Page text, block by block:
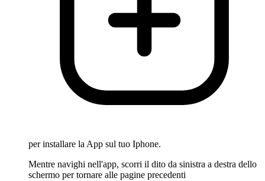
per installare la App sul tuo Iphone.
Mentre navighi nell'app, scorri il dito da sinistra a destra dello
schermo per tornare alle pagine precedenti